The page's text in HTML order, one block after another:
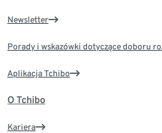
Newsletter
Porady i wskazówki dotyczące doboru
Aplikacja Tchibo
O Tchibo
Kariera